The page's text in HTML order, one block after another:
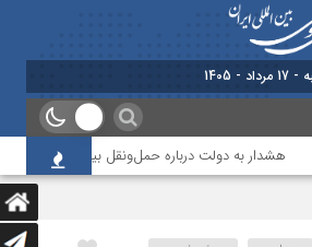
1405
هشدار به دولت درباره حمل‌ونقل بین‌المللی؛ شرکت‌ها